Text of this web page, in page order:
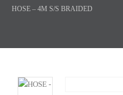
HOSE – 4M S/S BRAIDED